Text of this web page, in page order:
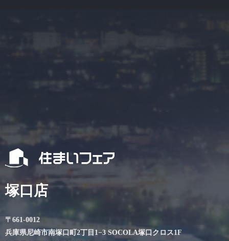
塚口店
〒661-0012
兵庫県尼崎市南塚口町2丁目1−3 SOCOLA塚口クロス1F